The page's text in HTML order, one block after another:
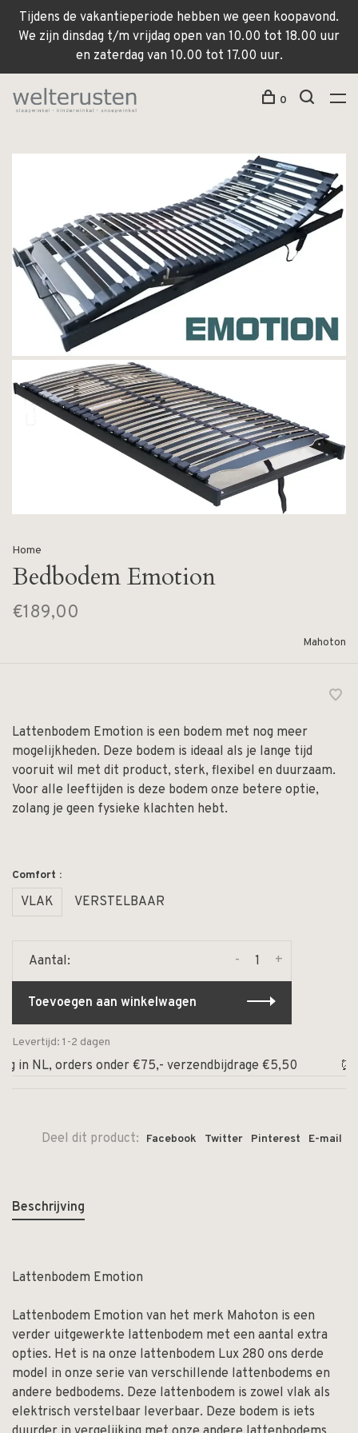
Tijdens de vakantieperiode hebben we geen koopavond.
We zijn dinsdag t/m vrijdag open van 10.00 tot 18.00 uur
en zaterdag van 10.00 tot 17.00 uur.
0
Home
Bedbodem Emotion
€189,00
Mahoton
Lattenbodem Emotion is een bodem met nog meer
mogelijkheden. Deze bodem is ideaal als je lange tijd
vooruit wil met dit product, sterk, flexibel en duurzaam.
Voor alle leeftijden is deze bodem onze betere optie,
zolang je geen fysieke klachten hebt.
Comfort :
VLAK VERSTELBAAR
Aantal: +
-
Toevoegen aan winkelwagen
Levertijd: 1-2 dagen
NL, orders onder €75,- verzendbijdrage €5,50 ⏰
Deel dit product: Facebook Twitter Pinterest E-mail
Beschrijving
Lattenbodem Emotion
Lattenbodem Emotion van het merk Mahoton is een
verder uitgewerkte lattenbodem met een aantal extra
opties. Het is na onze lattenbodem Lux 280 ons derde
model in onze serie van verschillende lattenbodems en
andere bedbodems. Deze lattenbodem is zowel vlak als
elektrisch verstelbaar leverbaar. Deze bodem is iets